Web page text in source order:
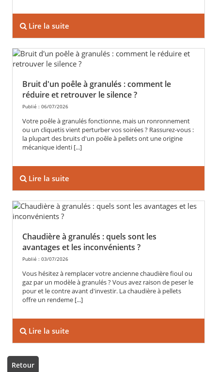
Lire la suite
Bruit d'un poêle à granulés : comment le
réduire et retrouver le silence ?
Publié : 06/07/2026
Votre poêle à granulés fonctionne, mais un ronronnement
ou un cliquetis vient perturber vos soirées ? Rassurez-vous :
la plupart des bruits d'un poêle à pellets ont une origine
mécanique identi [...]
Lire la suite
Chaudière à granulés : quels sont les
avantages et les inconvénients ?
Publié : 03/07/2026
Vous hésitez à remplacer votre ancienne chaudière fioul ou
gaz par un modèle à granulés ? Vous avez raison de peser le
pour et le contre avant d'investir. La chaudière à pellets
offre un rendeme [...]
Lire la suite
Retour